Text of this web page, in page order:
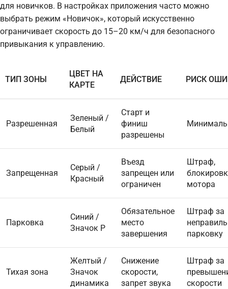
для новичков. В настройках приложения часто можно
выбрать режим «Новичок», который искусственно
ограничивает скорость до 15–20 км/ч для безопасного
привыкания к управлению.
ТИП ЗОНЫ
ЦВЕТ НА
КАРТЕ
ДЕЙСТВИЕ РИСК
Разрешенная
Зеленый /
Белый
Старт и
финиш
разрешены
Запрещенная
Серый /
Красный
Въезд
запрещен или
ограничен
Штраф,
мотора
Парковка
Синий /
Значок P
Обязательное
место
завершения
Штраф за
парковку
Тихая зона
Желтый /
Значок
динамика
Снижение
скорости,
запрет звука
Штраф за
скорости